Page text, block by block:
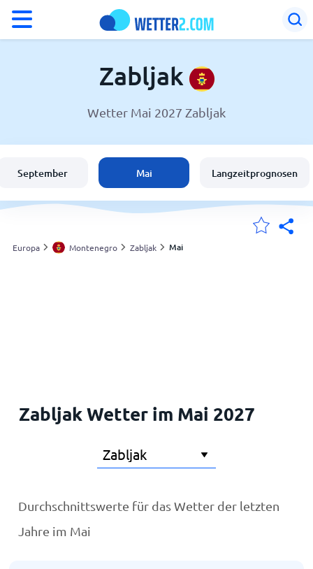
Wetter in Zabljak
Schweiz
Deutschland
Zabljak
Wetter Mai 2027 Zabljak
September Mai Langzeitprognosen
Europa Montenegro Zabljak Mai
Zabljak Wetter im Mai 2027
Durchschnittswerte für das Wetter der letzten
Jahre im Mai